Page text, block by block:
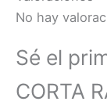
No hay
Sé el
CORTA